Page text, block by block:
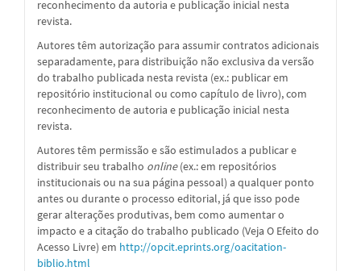
reconhecimento da autoria e publicação inicial nesta
revista.
Autores têm autorização para assumir contratos adicionais
separadamente, para distribuição não exclusiva da versão
do trabalho publicada nesta revista (ex.: publicar em
repositório institucional ou como capítulo de livro), com
reconhecimento de autoria e publicação inicial nesta
revista.
Autores têm permissão e são estimulados a publicar e
distribuir seu trabalho online(ex.: em repositórios
institucionais ou na sua página pessoal) a qualquer ponto
antes ou durante o processo editorial, já que isso pode
gerar alterações produtivas, bem como aumentar o
impacto e a citação do trabalho publicado (Veja O Efeito do
Acesso Livre) em http://opcit.eprints.org/oacitation-
biblio.html